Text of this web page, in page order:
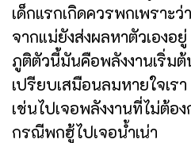
เด็กแรกเกิดควรพกเพราะ
จากแม่ยังส่งผลหาตัวเองอยู่
ภูติตัวนี้มันคือพลังงานเริ่มต้
เปรียบเสมือนลมหายใจเรา
เช่นไปเจอพลังงานที่ไม่ต้อง
กรณีพกฮู้ไปเจอน้ำเน่า